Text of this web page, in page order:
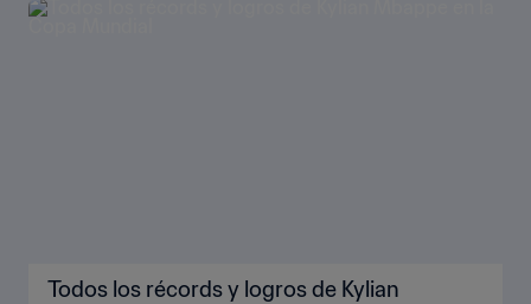
Todos los récords y logros de Kylian